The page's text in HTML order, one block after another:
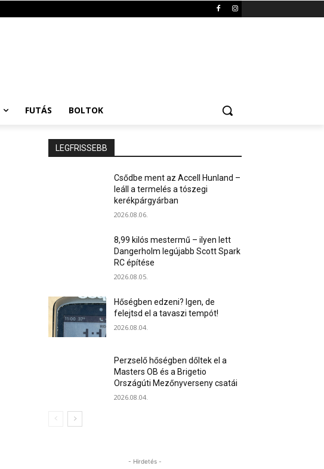
FUTÁS BOLTOK
LEGFRISSEBB
Csődbe ment az Accell Hunland –
leáll a termelés a tószegi
kerékpárgyárban
2026.08.06.
8,99 kilós mestermű – ilyen lett
Dangerholm legújabb Scott Spark
RC építése
2026.08.05.
Hőségben edzeni? Igen, de
felejtsd el a tavaszi tempót!
2026.08.04.
Perzselő hőségben dőltek el a
Masters OB és a Brigetio
Országúti Mezőnyverseny csatái
2026.08.04.
- Hirdetés -